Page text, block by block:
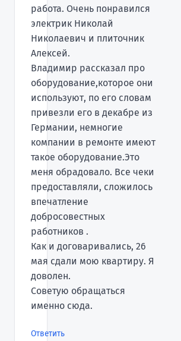
работа. Очень понравился
электрик Николай
Николаевич и плиточник
Алексей.
Владимир рассказал про
оборудование,которое они
используют, по его словам
привезли его в декабре из
Германии, немногие
компании в ремонте имеют
такое оборудование.Это
меня обрадовало. Все чеки
предоставляли, сложилось
впечатление
добросовестных
работников .
Как и договаривались, 26
мая сдали мою квартиру. Я
доволен.
Советую обращаться
именно сюда.
Ответить